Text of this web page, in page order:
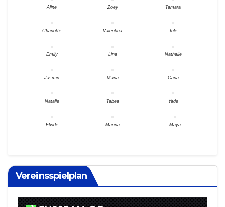
Aline Zoey Tamara
Charlotte Valentina Jule
Emily Lina Nathalie
Jasmin Maria Carla
Natalie Tabea Yade
Elvide Marina Maya
Vereinsspielplan